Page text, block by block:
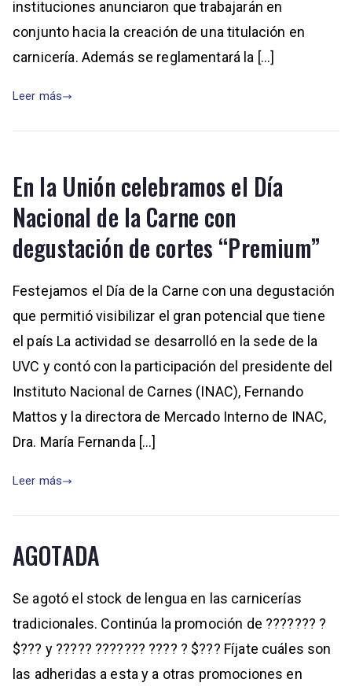
instituciones anunciaron que trabajarán en
conjunto hacia la creación de una titulación en
carnicería. Además se reglamentará la […]
Leer más
En la Unión celebramos el Día
Nacional de la Carne con
degustación de cortes “Premium”
Festejamos el Día de la Carne con una degustación
que permitió visibilizar el gran potencial que tiene
el país La actividad se desarrolló en la sede de la
UVC y contó con la participación del presidente del
Instituto Nacional de Carnes (INAC), Fernando
Mattos y la directora de Mercado Interno de INAC,
Dra. María Fernanda […]
Leer más
AGOTADA
Se agotó el stock de lengua en las carnicerías
tradicionales. Continúa la promoción de ??????? ?
$??? y ????? ??????? ???? ? $??? Fíjate cuáles son
las adheridas a esta y a otras promociones en